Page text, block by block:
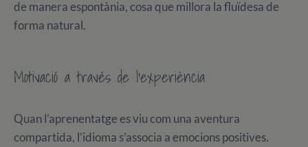
de manera espontània, cosa que millora la fluïdesa de
forma natural.
Motivació a través de l’experiència
Quan l’aprenentatge es viu com una aventura
compartida, l’idioma s’associa a emocions positives.